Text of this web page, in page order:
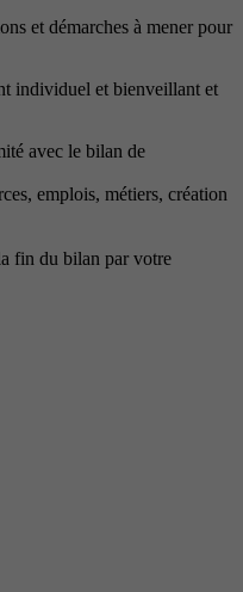
et démarches à mener pour
individuel et bienveillant et
avec le bilan de
emplois, métiers, création
fin du bilan par votre